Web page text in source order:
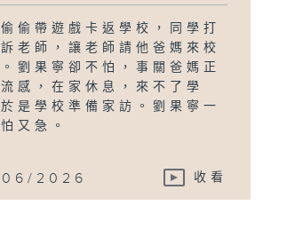
偷帶遊戲卡返學校，同學打
老師，讓老師請他爸媽來校
。劉果寧卻不怕，事關爸媽正
感，在家休息，來不了學
是學校準備家訪。劉果寧一
又急。
2026 收看